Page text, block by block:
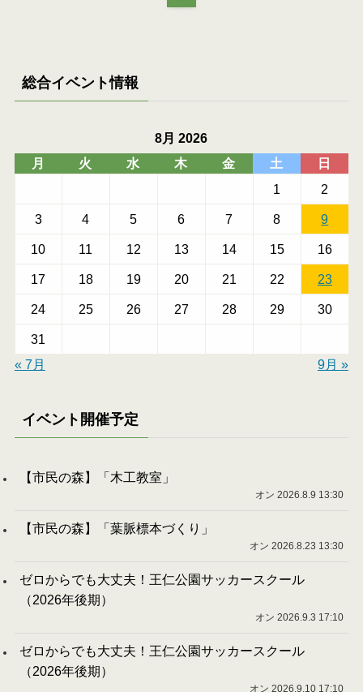
総合イベント情報
8月 2026
月
火 水 木 金 土
日
1
2
3 4 5 6 7 8 9
10 11 12 13 14 15 16
17 18 19 20 21 22 23
24 25 26 27 28 29 30
31
« 7月
9月 »
イベント開催予定
【市民の森】「木工教室」
オン 2026.8.9 13:30
【市民の森】「葉脈標本づくり」
オン 2026.8.23 13:30
ゼロからでも大丈夫！王仁公園サッカースクール
（2026年後期）
オン 2026.9.3 17:10
ゼロからでも大丈夫！王仁公園サッカースクール
（2026年後期）
オン 2026.9.10 17:10